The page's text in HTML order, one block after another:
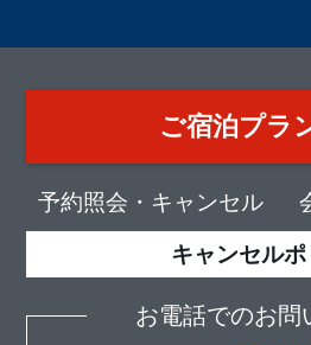
ご宿泊プラ
予約照会・キャンセル
キャンセル
お電話でのお問